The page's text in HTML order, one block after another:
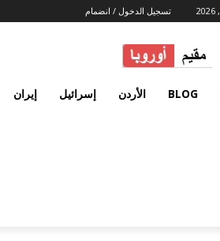
تسجيل الدخول / انضمام
BLOG الأردن إسرائيل إيران